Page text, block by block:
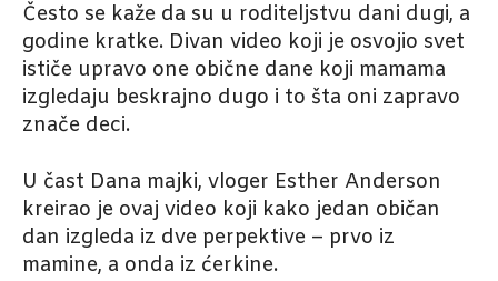
Često se kaže da su u roditeljstvu dani dugi, a
godine kratke. Divan video koji je osvojio svet
ističe upravo one obične dane koji mamama
izgledaju beskrajno dugo i to šta oni zapravo
znače deci.
U čast Dana majki, vloger Esther Anderson
kreirao je ovaj video koji kako jedan običan
dan izgleda iz dve perpektive – prvo iz
mamine, a onda iz ćerkine.